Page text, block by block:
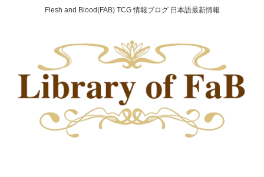
Flesh and Blood(FAB) TCG 情報ブログ 日本語最新情報